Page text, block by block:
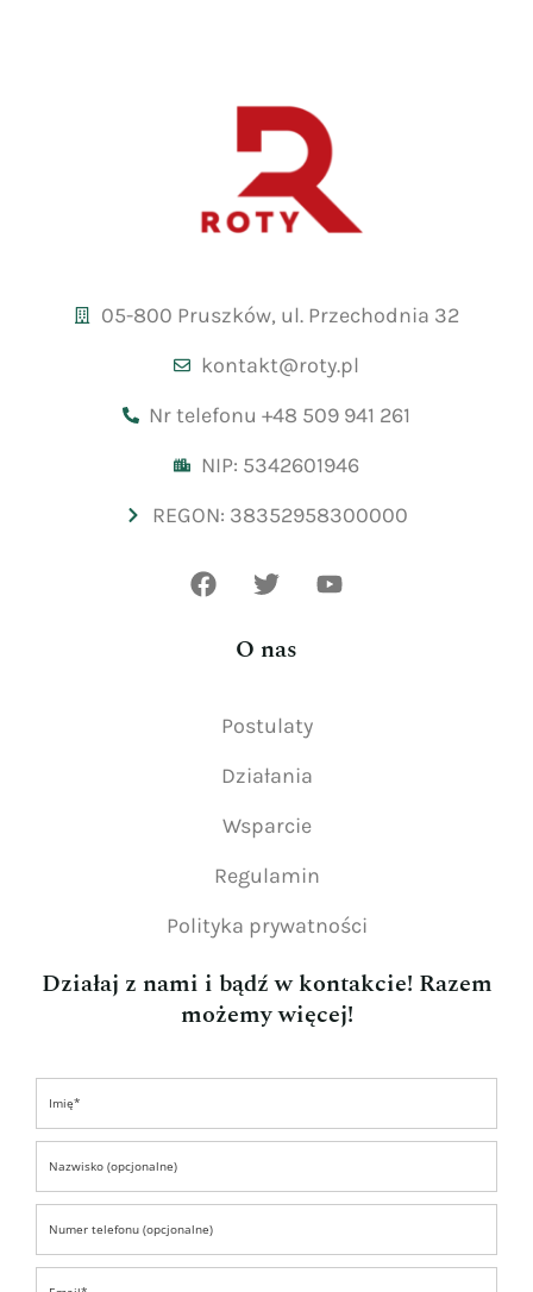
05-800 Pruszków, ul. Przechodnia 32
kontakt@roty.pl
Nr telefonu +48 509 941 261
NIP: 5342601946
REGON: 38352958300000
O nas
Postulaty
Działania
Wsparcie
Regulamin
Polityka prywatności
Działaj z nami i bądź w kontakcie! Razem
możemy więcej!